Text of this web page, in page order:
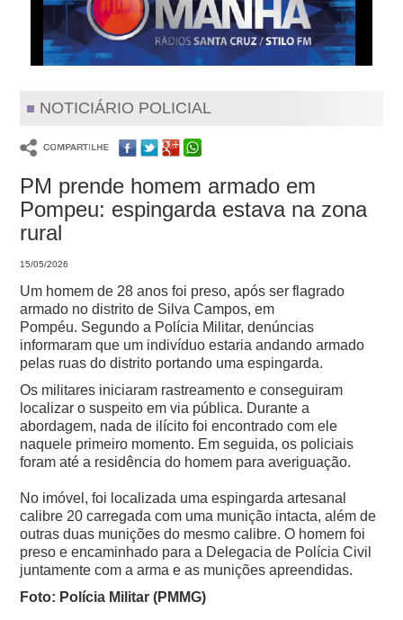
NOTICIÁRIO POLICIAL
PM prende homem armado em
Pompeu: espingarda estava na zona
rural
15/05/2026
Um homem de 28 anos foi preso, após ser flagrado
armado no distrito de Silva Campos, em
Pompéu. Segundo a Polícia Militar, denúncias
informaram que um indivíduo estaria andando armado
pelas ruas do distrito portando uma espingarda.
Os militares iniciaram rastreamento e conseguiram
localizar o suspeito em via pública. Durante a
abordagem, nada de ilícito foi encontrado com ele
naquele primeiro momento. Em seguida, os policiais
foram até a residência do homem para averiguação.
No imóvel, foi localizada uma espingarda artesanal
calibre 20 carregada com uma munição intacta, além de
outras duas munições do mesmo calibre.O homem foi
preso e encaminhado para a Delegacia de Polícia Civil
juntamente com a arma e as munições apreendidas.
Foto: Polícia Militar (PMMG)